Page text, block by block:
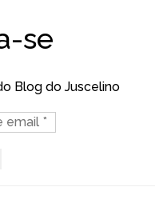
se
Blog do Juscelino